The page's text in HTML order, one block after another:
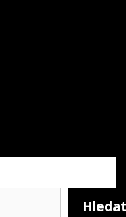
Hledat